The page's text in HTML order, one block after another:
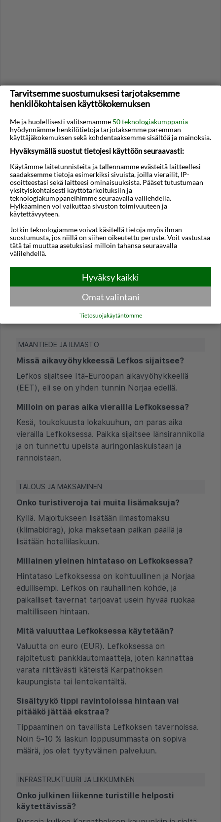
Muut kohteet - Karpathos
Usein kysytyt kysymykset
MAANTIEDE JA ILMASTO
Missä aikavyöhykkeessä Lefkos sijaitsee?
Lefkos sijaitsee Itä-Euroopan aikavyöhykkeellä
(EET), eli se on yhden tunnin Norjaa edellä.
Milloin on paras aika vierailla Lefkoksessa?
Kesä, toukokuusta lokakuuhun, on paras aika
vierailla Lefkoksessa. Paikka sijaitsee länsirannikolla
ja on tunnettu upeista auringonlaskuistaan ja
rannoistaan.
TALOUS JA MAKSAMINEN
Onko turistiveroja tai muita lisämaksuja?
Kyllä. Majoitukseen lisätään ilmastomaksu
(klimabidrag), joka maksetaan paikan päällä ja
lisätään hotellilaskuun.
Millainen yleinen hintataso on Lefkoksessa?
Hintataso Lefkoksessa on kohtuullinen ja Norjaa
edullisempi. Lefkos on rauhallinen kohde, ja
paikalliset tavernat tarjoavat usein hyvää ruokaa
maltilliseen hintaan.
Mitä valuuttaa Lefkoksessa käytetään?
Valuutta on euro (EUR). Lefkoksessa on
rajoitetusti pankkiautomaatteja, joten kannattaa
varata riittävästi käteistä Karpathoksen
kaupungista tai lentokentältä.
Sisältyykö tippi ravintoloissa hintaan vai
pitääkö jättää ekstraa?
Tippaaminen on tavallista Lefkoksen tavernoissa.
Noin 5-10 % laskun loppusummasta on sopiva
määrä, jos olet tyytyväinen palveluun.
INFRASTRUKTUURI JA LIIKKUMINEN
Onko julkinen liikenne turistille helposti
käytettävissä?
Tarvitsemme suostumuksesi tarjotaksemme
henkilökohtaisen käyttökokemuksen
Me ja huolellisesti valitsemamme 50 teknologiakumppania
hyödynnämme henkilötietoja tarjotaksemme paremman
käyttäjäkokemuksen sekä kohdentaaksemme sisältöä ja mainoksia.
Hyväksymällä suostut tietojesi käyttöön seuraavasti:
Käytämme laitetunnisteita ja tallennamme evästeitä laitteellesi
saadaksemme tietoja esimerkiksi sivuista, joilla vierailit, IP-
osoitteestasi sekä laitteesi ominaisuuksista. Pääset tutustumaan
yksityiskohtaisesti käyttötarkoituksiin ja
teknologiakumppaneihimme seuraavalla välilehdellä.
Hylkääminen voi vaikuttaa sivuston toimivuuteen ja
käytettävyyteen.
Jotkin teknologiamme voivat käsitellä tietoja myös ilman
suostumusta, jos niillä on siihen oikeutettu peruste. Voit vastustaa
tätä tai muuttaa asetuksiasi milloin tahansa seuraavalla
välilehdellä.
Hyväksy kaikki
Omat valintani
Tietosuojakäytäntömme